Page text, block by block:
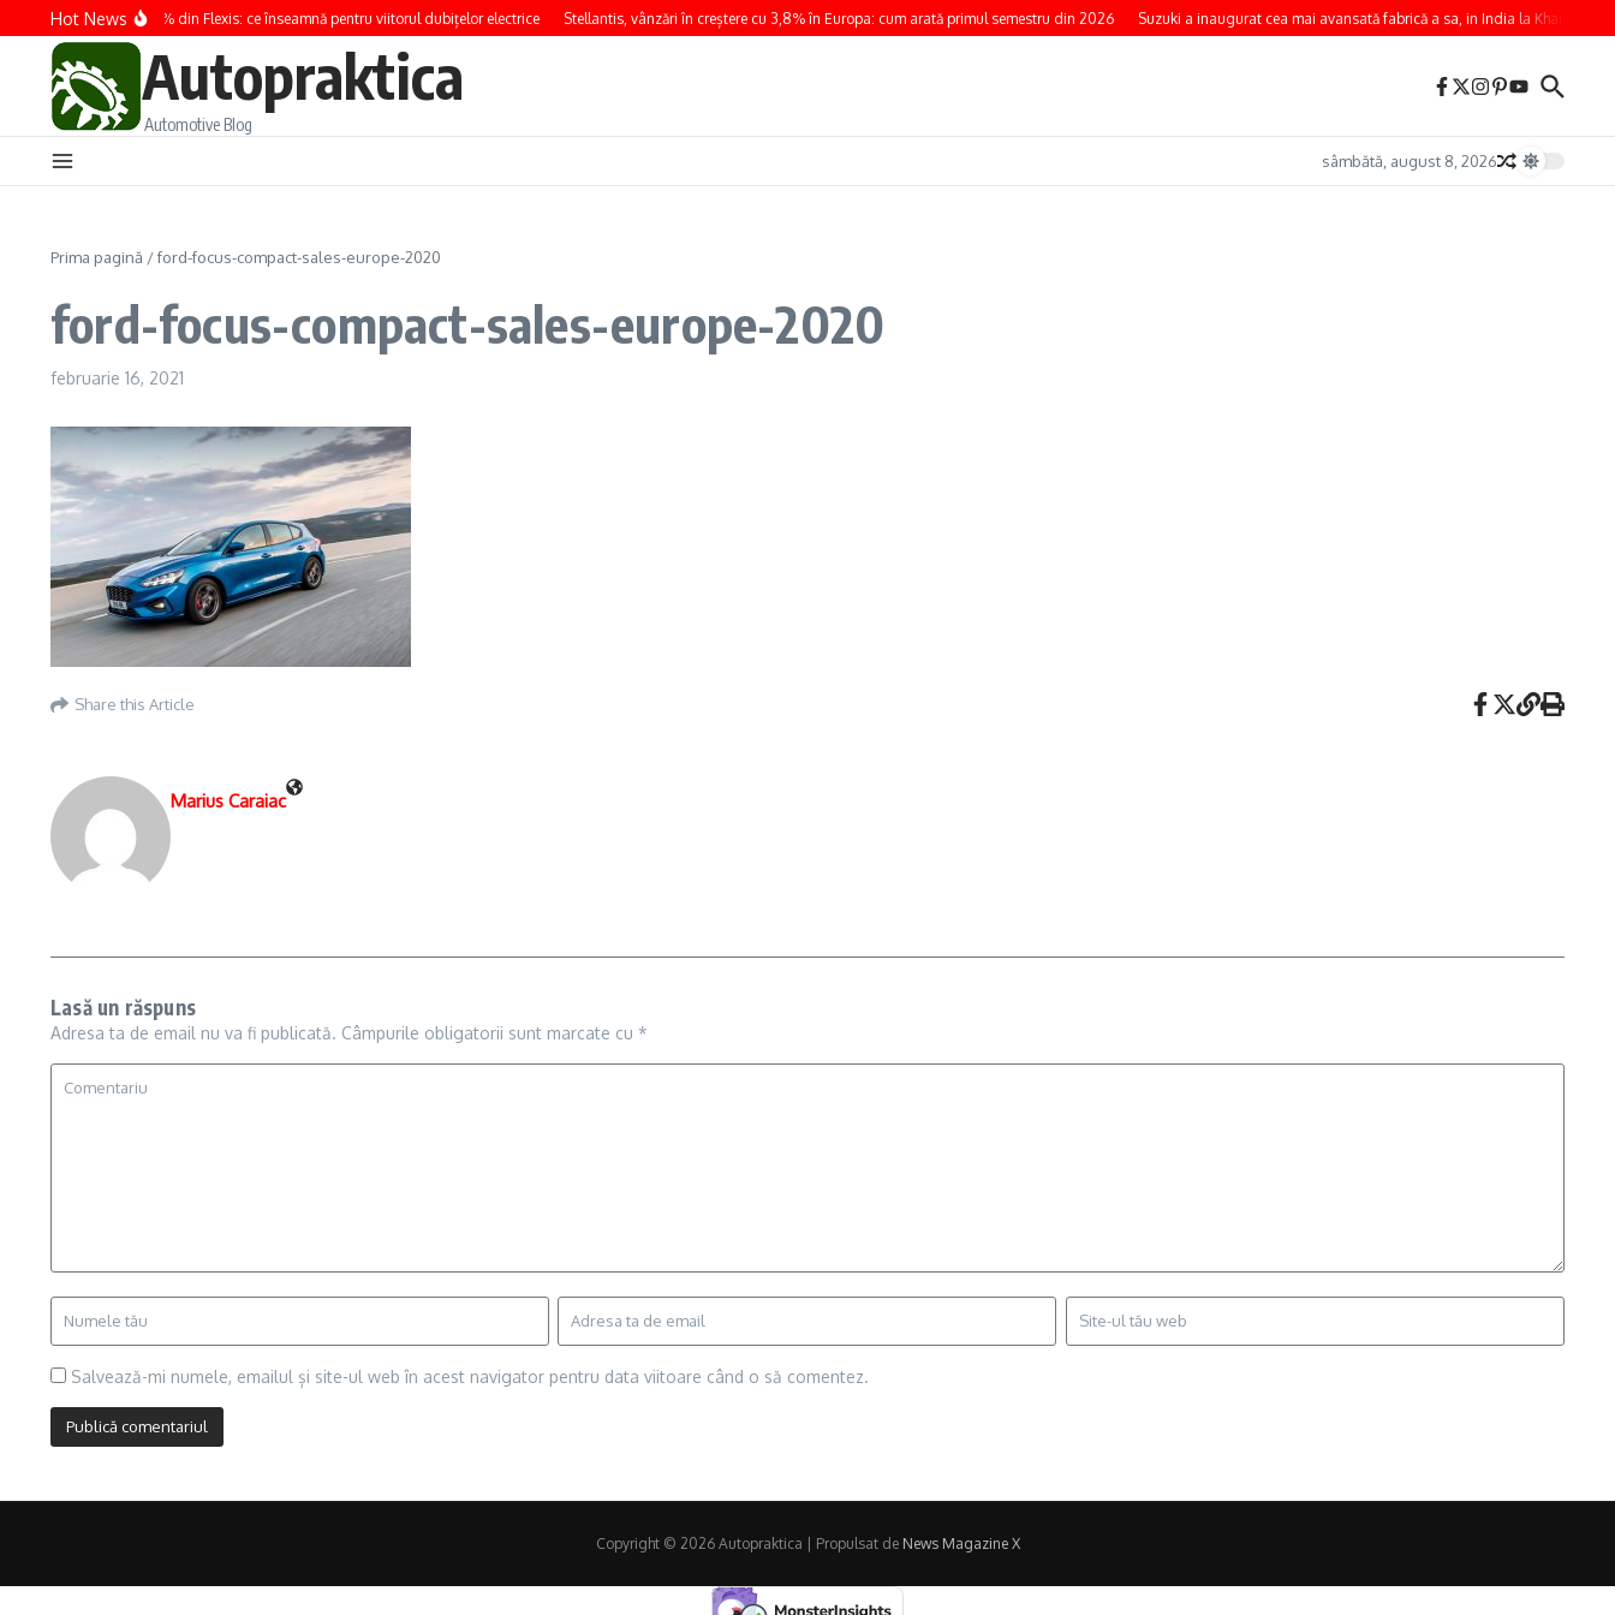
Sari la conținut
Hot News
Renault preia 100% din Flexis: ce înseamnă pentru viitorul dubițelor electrice Stellantis, vânzări în creștere cu 3,8% în Europa: cum arată primul semestru din 2026 Suzuki a inaugurat cea mai avansată fabrică a sa, in India la Kharkhoda
Autopraktica
Automotive Blog
sâmbătă, august 8, 2026
Prima pagină /ford-focus-compact-sales-europe-2020
ford-focus-compact-sales-europe-2020
februarie 16, 2021
Share this Article
Marius Caraiac
Lasă un răspuns
Adresa ta de email nu va fi publicată. Câmpurile obligatorii sunt marcate cu *
Salvează-mi numele, emailul și site-ul web în acest navigator pentru data viitoare când o să comentez.
Copyright © 2026 Autopraktica | Propulsat de News Magazine X